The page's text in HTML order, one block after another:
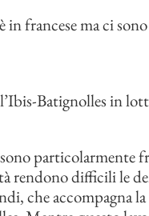
in francese ma ci
Batignolles in
sono particolarmente
rendono difficili le
che accompagna